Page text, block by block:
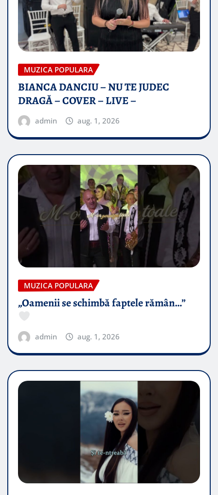
MUZICA POPULARA
BIANCA DANCIU – NU TE JUDEC
DRAGĂ – COVER – LIVE –
admin aug. 1, 2026
MUZICA POPULARA
„Oamenii se schimbă faptele rămân…”
admin aug. 1, 2026